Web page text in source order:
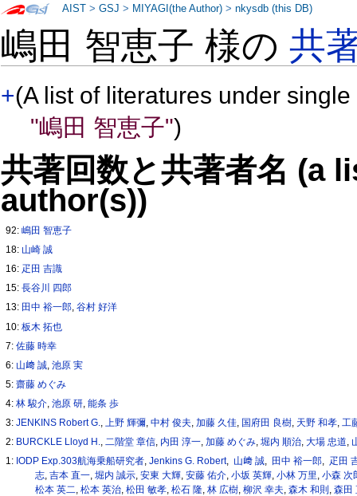
嶋田 智恵子 様の共
+(A list of literatures under
"嶋田 智恵子")
共著回数と共著者名 (a
author(s))
92:嶋田 智恵子
18: 山崎 誠
16: 疋田 吉識
15:長谷川 四郎
13: 田中 裕一郎,谷村 好洋
10:板木 拓也
7:佐藤 時幸
6: 山﨑 誠 ,池原 実
5:齋藤 めぐみ
4:林 駿介 ,池原 研 ,能条 歩
3:JENKINS Robert G. 上野 輝彌 ,中村 俊夫 ,加藤 久佳 国府田 良樹 天野 和孝 工
2: BURCKLE Lloyd H. 二階堂 章信 内田 淳一 ,加藤 めぐみ ,堀内 順治 ,大場 忠道
1: IODP Exp.303航海乗船研究者,Jenkins G. Robert, 山﨑 誠, 田中 裕一郎, 疋田
志, 吉本 直一, 堀内 誠示, 安東 大輝, 安藤 佑介, 小坂 英輝, 小林 万里, 小森 次
松本 英二, 松本 英治, 松田 敏孝, 松石 隆, 林 広樹, 柳沢 幸夫, 森木 和則, 森田
AIST >GSJ > MIYAGI(the Author) >nkysdb (this DB)